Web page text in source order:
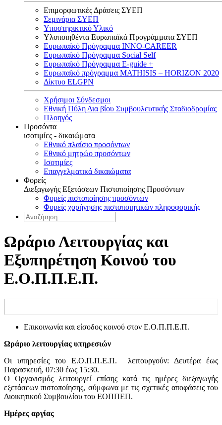
Επιμορφωτικές Δράσεις ΣΥΕΠ
Σεμινάρια ΣΥΕΠ
Υποστηρικτικό Υλικό
Υλοποιηθέντα Ευρωπαϊκά Προγράμματα ΣΥΕΠ
Ευρωπαϊκό Πρόγραμμα INNO-CAREER
Ευρωπαϊκό Πρόγραμμα Social Self
Ευρωπαϊκό Πρόγραμμα E-guide +
Ευρωπαϊκό πρόγραμμα MATHISIS – HORIZON 2020
Δίκτυο ELGPN
Χρήσιμοι Σύνδεσμοι
Εθνική Πύλη Δια βίου Συμβουλευτικής Σταδιοδρομίας
Πλοηγός
Προσόντα
ισοτιμίες - δικαιώματα
Εθνικό πλαίσιο προσόντων
Εθνικό μητρώο προσόντων
Ισοτιμίες
Επαγγελματικά δικαιώματα
Φορείς
Διεξαγωγής Εξετάσεων Πιστοποίησης Προσόντων
Φορείς πιστοποίησης προσόντων
Φορείς χορήγησης πιστοποιητικών πληροφορικής
Ωράριο Λειτουργίας και
Εξυπηρέτηση Κοινού του
Ε.Ο.Π.Π.Ε.Π.
Επικοινωνία και είσοδος κοινού στον Ε.Ο.Π.Π.Ε.Π.
Ωράριο λειτουργίας υπηρεσιών
Οι υπηρεσίες του Ε.Ο.Π.Π.Ε.Π. λειτουργούν: Δευτέρα έως
Παρασκευή, 07:30 έως 15:30.
Ο Οργανισμός λειτουργεί επίσης κατά τις ημέρες διεξαγωγής
εξετάσεων πιστοποίησης, σύμφωνα με τις σχετικές αποφάσεις του
Διοικητικού Συμβουλίου του ΕΟΠΠΕΠ.
Ημέρες αργίας